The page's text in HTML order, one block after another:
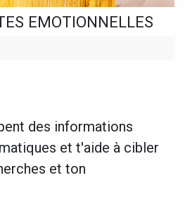
EMOTIONNELLES
des informations
et t'aide à cibler
et ton